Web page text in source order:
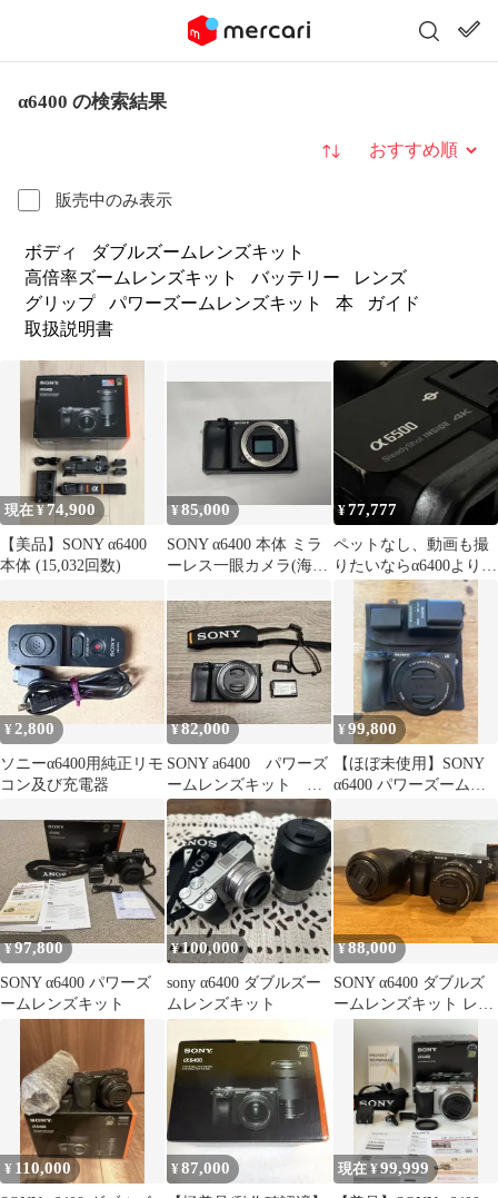
α6400 の検索結果
販売中のみ表示
並び替え
ボディ
ダブルズームレンズキット
高倍率ズームレンズキット
バッテリー
レンズ
グリップ
パワーズームレンズキット 本
ガイド
取扱説明書
現在 ¥74,900
【美品】SONY α6400
本体 (15,032回数)
¥85,000
SONY α6400 本体 ミラ
ーレス一眼カメラ(海外
¥77,777
ペットなし、動画も撮
りたいならα6400より
α6500 SONY 600
¥2,800
ソニーα6400用純正リモ
コン及び充電器
¥82,000
SONY a6400 パワーズ
ームレンズキット ミ
ラーレスカメラ
¥99,800
【ほぼ未使用】SONY
α6400 パワーズームレ
2個付き
¥97,800
SONY α6400 パワーズ
ームレンズキット
¥100,000
sony α6400 ダブルズー
ムレンズキット
¥88,000
SONY α6400 ダブルズ
ームレンズキット レン
ズ2本付き
¥ 110,000 ¥87,000 現在 ¥99,999